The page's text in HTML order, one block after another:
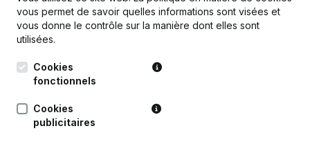
Publicationsde Mds-Eco
Nominations
vous permet de savoir quelles informations sont visées et
vous donne le contrôle sur la manière dont elles sont
utilisées.
Cookies
fonctionnels
Cookies
publicitaires